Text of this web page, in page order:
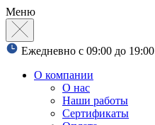
Меню
Ежедневно с 09:00 до 19:00
О компании
О нас
Наши работы
Сертификаты